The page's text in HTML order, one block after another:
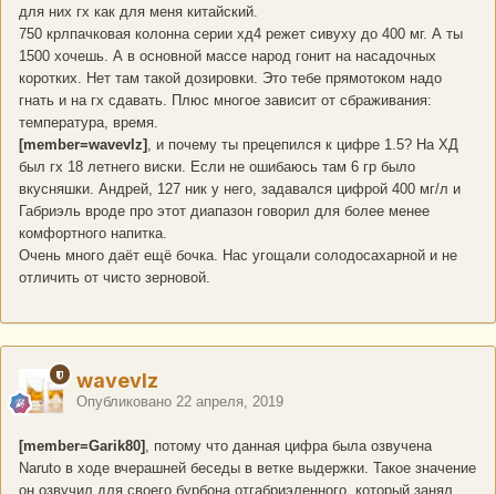
для них гх как для меня китайский.
750 крлпачковая колонна серии хд4 режет сивуху до 400 мг. А ты
1500 хочешь. А в основной массе народ гонит на насадочных
коротких. Нет там такой дозировки. Это тебе прямотоком надо
гнать и на гх сдавать. Плюс многое зависит от сбраживания:
температура, время.
[member=wavevlz] , и почему ты прецепился к цифре 1.5? На ХД
был гх 18 летнего виски. Если не ошибаюсь там 6 гр было
вкусняшки. Андрей, 127 ник у него, задавался цифрой 400 мг/л и
Габриэль вроде про этот диапазон говорил для более менее
комфортного напитка.
Очень много даёт ещё бочка. Нас угощали солодосахарной и не
отличить от чисто зерновой.
wavevlz
Опубликовано 22 апреля, 2019
[member=Garik80] , потому что данная цифра была озвучена
Naruto в ходе вчерашней беседы в ветке выдержки. Такое значение
он озвучил для своего бурбона отгабриэленного, который занял